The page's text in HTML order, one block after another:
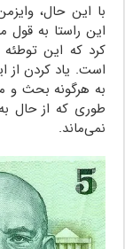
با این حال،
این راستا به قول
کرد که این
است. یاد کردن از
به هرگونه بحث و
طوری که از حال
نمی‌ماند.